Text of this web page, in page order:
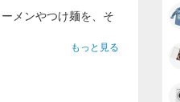
メンやつけ麺を、そ
もっと見る